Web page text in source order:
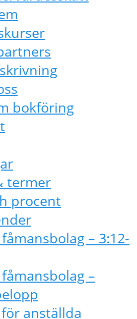
bokföring
termer
procent
– 3:12-
–
anställda